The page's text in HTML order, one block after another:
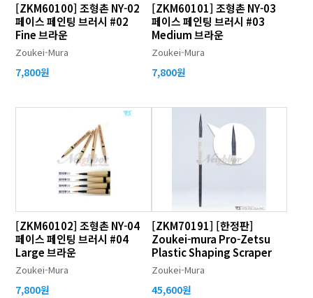
[ZKM60100] 조형촌 NY-02
페이스 페인팅 브러시 #02
Fine 브라운
Zoukei-Mura
7,800원
[ZKM60101] 조형촌 NY-03
페이스 페인팅 브러시 #03
Medium 브라운
Zoukei-Mura
7,800원
[ZKM60102] 조형촌 NY-04
페이스 페인팅 브러시 #04
Large 브라운
Zoukei-Mura
7,800원
[ZKM70191] [한정판]
Zoukei-mura Pro-Zetsu
Plastic Shaping Scraper
Zoukei-Mura
45,600원